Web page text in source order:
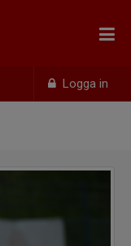
Logga in